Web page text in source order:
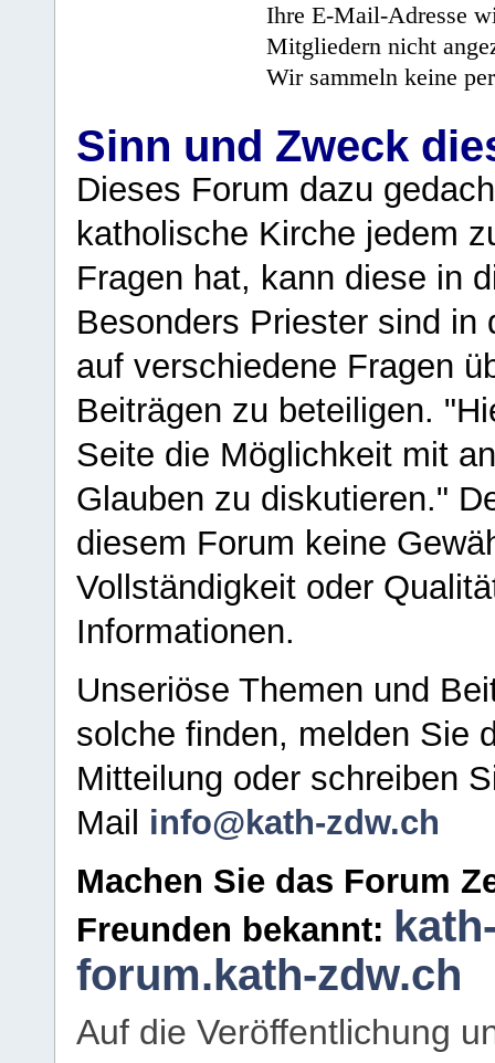
Ihre E-Mail-Adresse
Mitgliedern nicht
Wir sammeln keine
Sinn und Zweck
Dieses Forum dazu
katholische Kirche jedem
Fragen hat, kann diese in
Besonders Priester sind in
auf verschiedene Fragen
Beiträgen zu beteiligen.
Seite die Möglichkeit mit
Glauben zu diskutieren."
diesem Forum keine
Vollständigkeit oder
Informationen.
Unseriöse Themen und
solche finden, melden Sie
Mitteilung oder schreiben
Mail info@kath-zdw.ch
Machen Sie das Forum
Freunden bekannt:
forum.kath-zdw.ch
Auf die Veröffentlichung